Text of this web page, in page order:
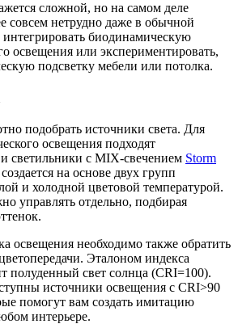
сложной, но на самом деле
совсем нетрудно даже в обычной
биодинамическую
освещения или экспериментировать,
подсветку мебели или потолка.
подобрать источники света. Для
освещения подходят
и светильники с MIX-свечением Storm
на основе двух групп
и холодной цветовой температурой.
управлять отдельно, подбирая
освещения необходимо также обратить
Эталоном индекса
полуденный свет солнца (CRI=100).
источники освещения с CRI>90
помогут вам создать имитацию
интерьере.